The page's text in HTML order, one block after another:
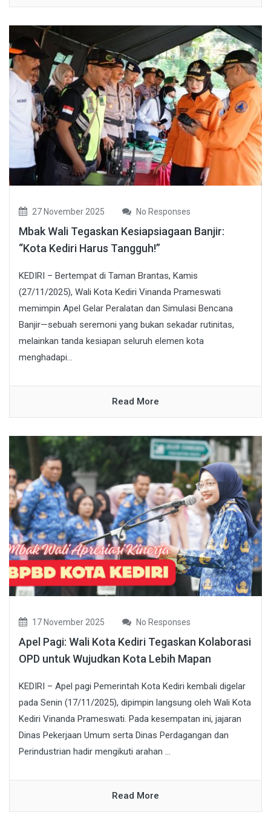
27 November 2025 No Responses
Mbak Wali Tegaskan Kesiapsiagaan Banjir:
“Kota Kediri Harus Tangguh!”
KEDIRI – Bertempat di Taman Brantas, Kamis
(27/11/2025), Wali Kota Kediri Vinanda Prameswati
memimpin Apel Gelar Peralatan dan Simulasi Bencana
Banjir—sebuah seremoni yang bukan sekadar rutinitas,
melainkan tanda kesiapan seluruh elemen kota
menghadapi...
Read More
17 November 2025 No Responses
Apel Pagi: Wali Kota Kediri Tegaskan Kolaborasi
OPD untuk Wujudkan Kota Lebih Mapan
KEDIRI – Apel pagi Pemerintah Kota Kediri kembali digelar
pada Senin (17/11/2025), dipimpin langsung oleh Wali Kota
Kediri Vinanda Prameswati. Pada kesempatan ini, jajaran
Dinas Pekerjaan Umum serta Dinas Perdagangan dan
Perindustrian hadir mengikuti arahan ...
Read More